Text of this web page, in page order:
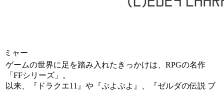
ミャー
ゲームの世界に足を踏み入れたきっかけは、RPGの名作
「FFシリーズ」。
以来、『ドラクエ11』や『ぷよぷよ』、『ゼルダの伝説 ブ